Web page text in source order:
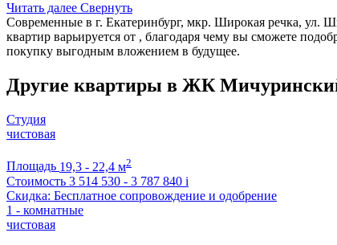
Читать далее Свернуть
Современные в г. Екатеринбург, мкр. Широкая речка, ул.
квартир варьируется от , благодаря чему вы сможете
покупку выгодным вложением в будущее.
Другие квартиры в ЖК
Студия
чистовая
Площадь 19,3 - 22,4 м2
Стоимость 3 514 530 - 3 787 840 i
Скидка: Бесплатное сопровождение и одобрение
1 - комнатные
чистовая